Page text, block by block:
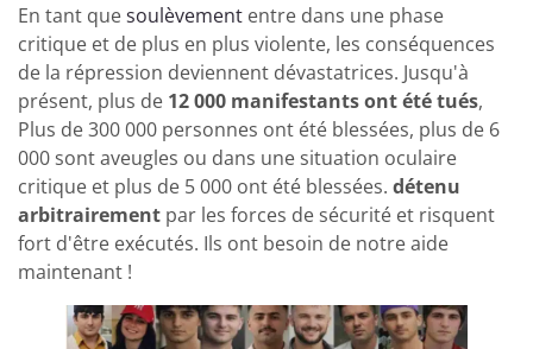
En tant quesoulèvement entre dans une phase
critique et de plus en plus violente, les conséquences
de la répression deviennent dévastatrices. Jusqu'à
présent, plus de 12 000 manifestants ont été tués,
Plus de 300 000 personnes ont été blessées, plus de 6
000 sont aveugles ou dans une situation oculaire
critique et plus de 5 000 ont été blessées. détenu
arbitrairement par les forces de sécurité et risquent
fort d'être exécutés. Ils ont besoin de notre aide
maintenant !